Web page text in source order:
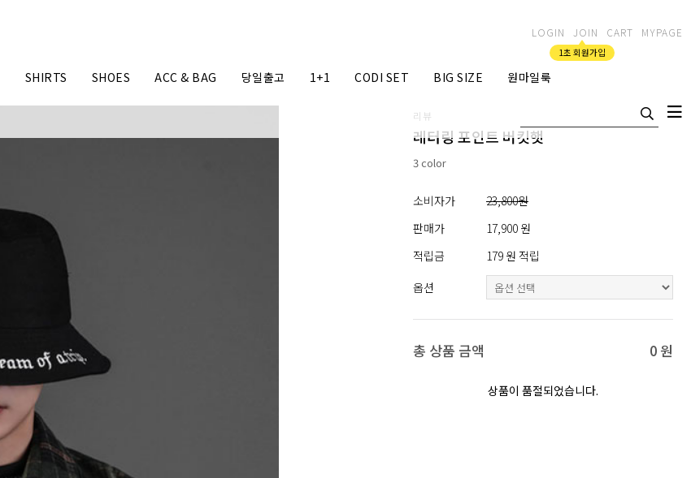
LOGIN JOIN
1초 회원가입
CART MYPAGE
SHIRTS SHOES ACC & BAG 당일출고 1+1 CODI SET BIG SIZE 원마일룩
리뷰
레터링 포인트 버킷햇
3 color
소비자가
23,800원
판매가
17,900 원
적립금
179 원 적립
옵션
총 상품 금액 0 원
상품이 품절되었습니다.